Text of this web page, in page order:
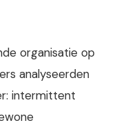
organisatie op
analyseerden
intermittent